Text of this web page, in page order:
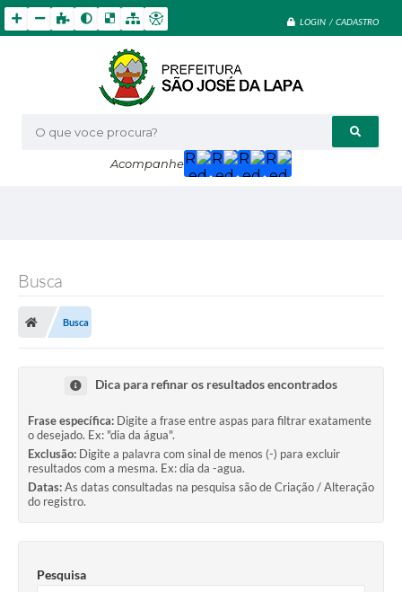
LOGIN / CADASTRO
O que voce procura?
Acompanhe
Busca
Busca
Dica para refinar os resultados encontrados
Frase específica: Digite a frase entre aspas para filtrar exatamente
o desejado. Ex: "dia da água".
Exclusão: Digite a palavra com sinal de menos (-) para excluir
resultados com a mesma. Ex: dia da -agua.
Datas:As datas consultadas na pesquisa são de Criação / Alteração
do registro.
Pesquisa